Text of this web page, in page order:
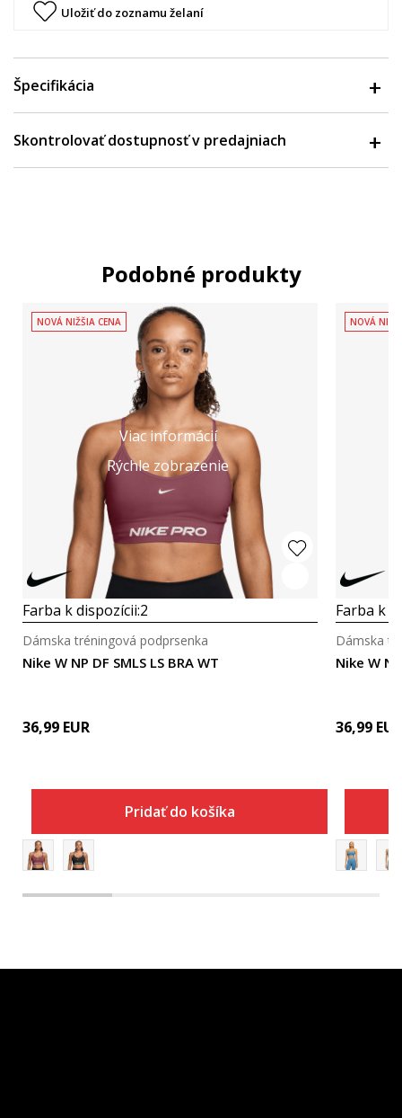
Uložiť do zoznamu želaní
Špecifikácia
Skontrolovať dostupnosť v predajniach
Podobné produkty
Viac informácií
Rýchle zobrazenie
NOVÁ NIŽŠIA CENA
Farba k dispozícii:2
Nike W NP DF SMLS LS BRA WT
Dámska tréningová podprsenka
36,99 EUR
Pridať do košíka
NOVÁ
Farba k
Nike W
Dámska
36,99 EUR